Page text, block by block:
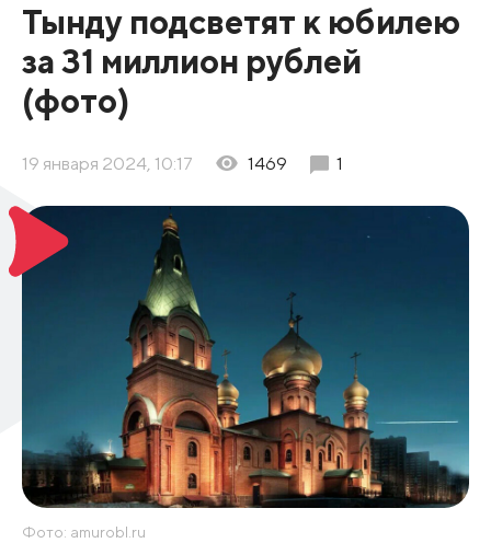
Тынду подсветят к юбилею
за 31 миллион рублей
(фото)
19 января 2024, 10:17 1469 1
Фото: amurobl.ru